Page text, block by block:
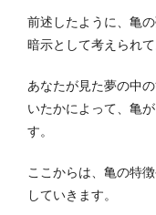
前述したように、亀
暗示として考えられ
あなたが見た夢の中
いたかによって、亀
す。
ここからは、亀の特
していきます。